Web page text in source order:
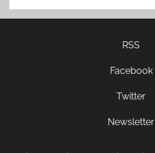
RSS
Facebook
Twitter
Newsletter